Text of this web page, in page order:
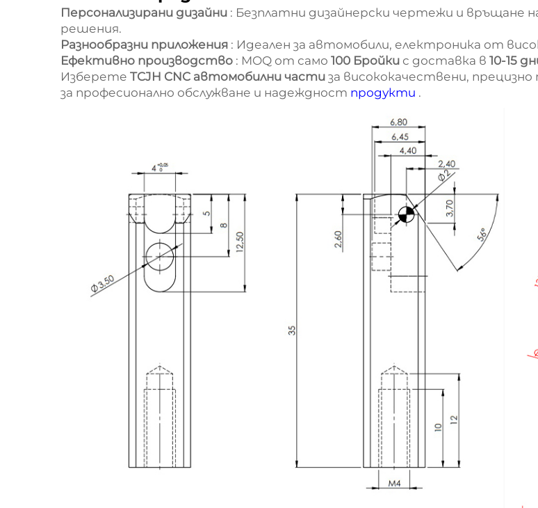
Персонализирани дизайни : Безплатни дизайнерски чертежи и връщане
решения.
Разнообразни приложения : Идеален за автомобили, електроника от
Ефективно производство : MOQ от само 100 Бройки с доставка в 10-15
Изберете TCJH CNC автомобилни части за висококачествени,
за професионално обслужване и надеждност продукти .